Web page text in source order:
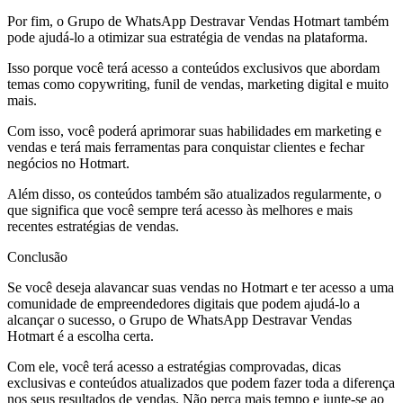
Por fim, o Grupo de WhatsApp Destravar Vendas Hotmart também
pode ajudá-lo a otimizar sua estratégia de vendas na plataforma.
Isso porque você terá acesso a conteúdos exclusivos que abordam
temas como copywriting, funil de vendas, marketing digital e muito
mais.
Com isso, você poderá aprimorar suas habilidades em marketing e
vendas e terá mais ferramentas para conquistar clientes e fechar
negócios no Hotmart.
Além disso, os conteúdos também são atualizados regularmente, o
que significa que você sempre terá acesso às melhores e mais
recentes estratégias de vendas.
Conclusão
Se você deseja alavancar suas vendas no Hotmart e ter acesso a uma
comunidade de empreendedores digitais que podem ajudá-lo a
alcançar o sucesso, o Grupo de WhatsApp Destravar Vendas
Hotmart é a escolha certa.
Com ele, você terá acesso a estratégias comprovadas, dicas
exclusivas e conteúdos atualizados que podem fazer toda a diferença
nos seus resultados de vendas. Não perca mais tempo e junte-se ao